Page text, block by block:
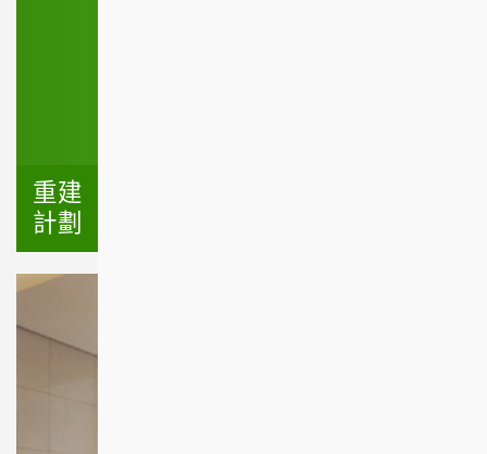
重建「公務員建屋合作社」樓宇先導
計劃